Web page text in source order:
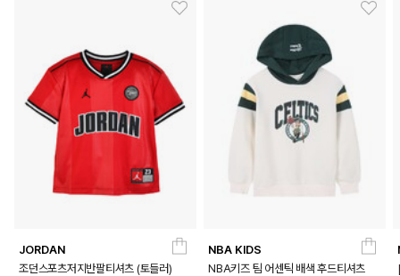
JORDAN
조던스포츠저지반팔티셔츠 (토들러)
NBA KIDS
NBA키즈 팀 어센틱 배색 후드티셔츠